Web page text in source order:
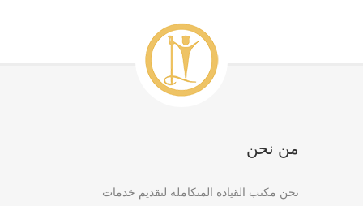
من نحن
نحن مكتب القيادة المتكاملة لتقديم خدمات